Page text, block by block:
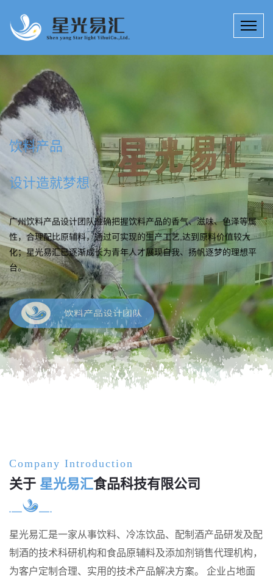
饮料产品
设计造就梦想
广州饮料产品设计团队准确把握饮料产品的香气、滋味、色泽等属
性，合理配比原辅料，通过可实现的生产工艺,达到原料价值较大
化；星光易汇已逐渐成长为青年人才展现自我、扬帆逐梦的理想平
台。
饮料产品设计团队
Company Introduction
关于 星光易汇食品科技有限公司
星光易汇是一家从事饮料、冷冻饮品、配制酒产品研发及配
制酒的技术科研机构和食品原辅料及添加剂销售代理机构，
为客户定制合理、实用的技术产品解决方案。 企业占地面